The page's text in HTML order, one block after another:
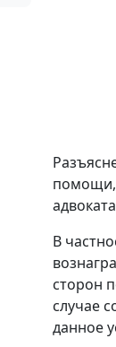
помощи,
В
сторон
случае
данное